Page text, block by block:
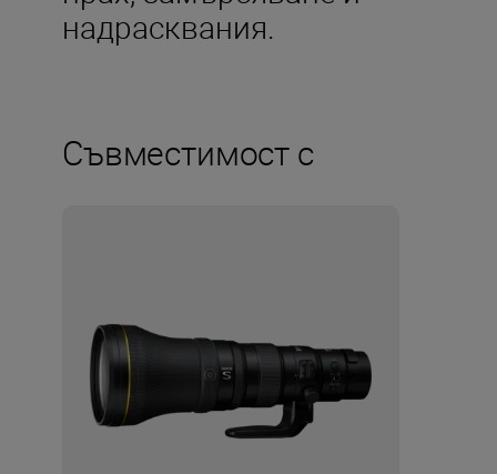
надрасквания.
Съвместимост с